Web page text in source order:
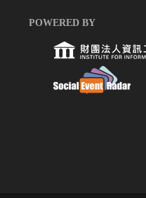
POWERED BY